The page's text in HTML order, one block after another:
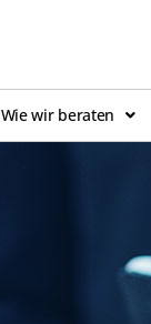
Wie wir beraten